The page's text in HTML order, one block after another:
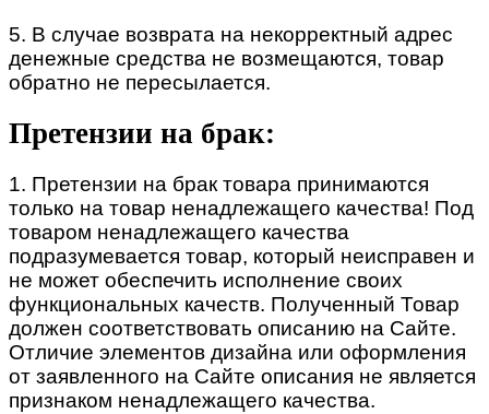
5. В случае возврата на некорректный адрес
денежные средства не возмещаются, товар
обратно не пересылается.
Претензии на брак:
1. Претензии на брак товара принимаются
только на товар ненадлежащего качества! Под
товаром ненадлежащего качества
подразумевается товар, который неисправен и
не может обеспечить исполнение своих
функциональных качеств. Полученный Товар
должен соответствовать описанию на Сайте.
Отличие элементов дизайна или оформления
от заявленного на Сайте описания не является
признаком ненадлежащего качества.